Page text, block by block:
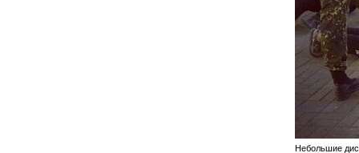
Небольшие